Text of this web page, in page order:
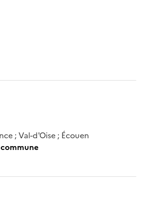
; Val-d'Oise ; Écouen